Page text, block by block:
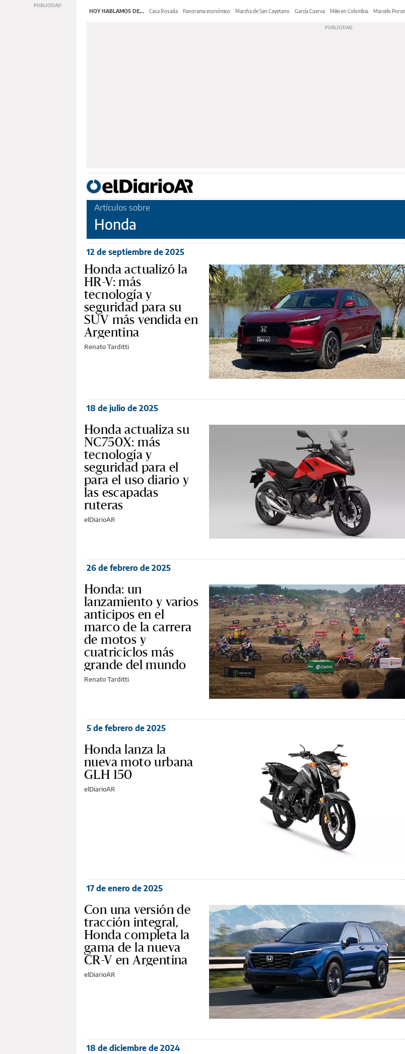
HOY HABLAMOS DE... Casa Rosada Panorama económico Marcha de San Cayetano García Cuerva Milei en Colombia Marcelo Porcel
Artículos sobre
Honda
12 de septiembre de 2025
Honda actualizó la
HR-V: más
tecnología y
seguridad para su
SUV más vendida en
Argentina
Renato Tarditti
18 de julio de 2025
Honda actualiza su
NC750X: más
tecnología y
seguridad para el
para el uso diario y
las escapadas
ruteras
elDiarioAR
26 de febrero de 2025
Honda: un
lanzamiento y varios
anticipos en el
marco de la carrera
de motos y
cuatriciclos más
grande del mundo
Renato Tarditti
5 de febrero de 2025
Honda lanza la
nueva moto urbana
GLH 150
elDiarioAR
17 de enero de 2025
Con una versión de
tracción integral,
Honda completa la
gama de la nueva
CR-V en Argentina
elDiarioAR
18 de diciembre de 2024